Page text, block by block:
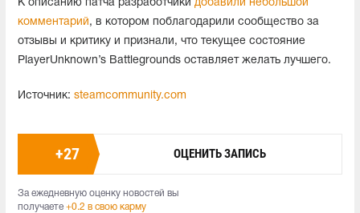
К описанию патча разработчики добавили небольшой
комментарий, в котором поблагодарили сообщество за
отзывы и критику и признали, что текущее состояние
PlayerUnknown’s Battlegrounds оставляет желать лучшего.
Источник: steamcommunity.com
+27 ОЦЕНИТЬ ЗАПИСЬ
За ежедневную оценку новостей вы
получаете +0.2 в свою карму